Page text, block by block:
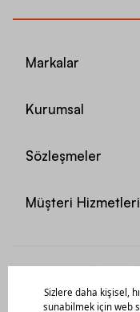
Markalar
Kurumsal
Sözleşmeler
Müşteri Hizmetleri